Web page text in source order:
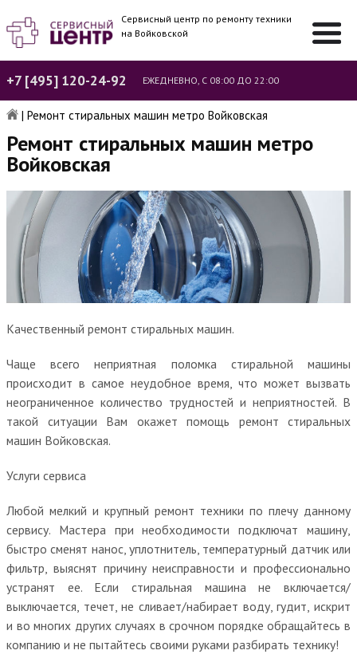
Сервисный центр по ремонту техники
на Войковской
+7 [495] 120-24-92 ЕЖЕДНЕВНО, С 08:00 ДО 22:00
| Ремонт стиральных машин метро Войковская
Ремонт стиральных машин метро
Войковская
Качественный ремонт стиральных машин.
Чаще всего неприятная поломка стиральной машины
происходит в самое неудобное время, что может вызвать
неограниченное количество трудностей и неприятностей. В
такой ситуации Вам окажет помощь ремонт стиральных
машин Войковская.
Услуги сервиса
Любой мелкий и крупный ремонт техники по плечу данному
сервису. Мастера при необходимости подключат машину,
быстро сменят нанос, уплотнитель, температурный датчик или
фильтр, выяснят причину неисправности и профессионально
устранят ее. Если стиральная машина не включается/
выключается, течет, не сливает/набирает воду, гудит, искрит
и во многих других случаях в срочном порядке обращайтесь в
компанию и не пытайтесь своими руками разбирать технику!